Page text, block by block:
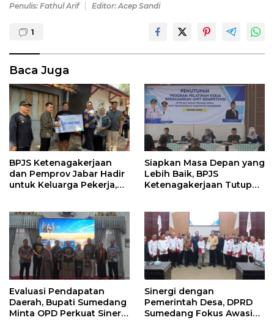
Penulis: Fathul Arif Editor: Acep Sandi
1
Baca Juga
BPJS Ketenagakerjaan
dan Pemprov Jabar Hadir
untuk Keluarga Pekerja,
Siapkan Masa Depan yang
Lebih Baik, BPJS
Ketenagakerjaan Tutup
Evaluasi Pendapatan
Daerah, Bupati Sumedang
Minta OPD Perkuat Sinergi
Sinergi dengan
Pemerintah Desa, DPRD
Sumedang Fokus Awasi